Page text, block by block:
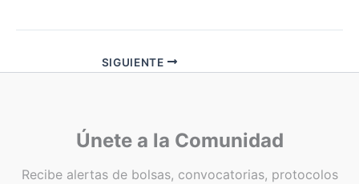
SIGUIENTE
Únete a la Comunidad
Recibe alertas de bolsas, convocatorias, protocolos